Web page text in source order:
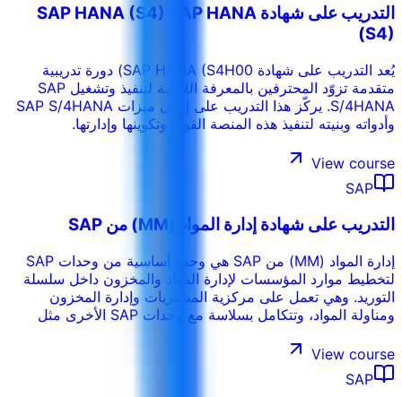
التدريب على شهادة SAP HANA (S4) SAP HANA
(S4)
يُعد التدريب على شهادة SAP HANA (S4H00) دورة تدريبية
متقدمة تزوّد المحترفين بالمعرفة اللازمة لتنفيذ وتشغيل SAP
S/4HANA. يركّز هذا التدريب على إتقان ميزات SAP S/4HANA
وأدواته وبنيته لتنفيذ هذه المنصة القوية وتكوينها وإدارتها.
View course
SAP
التدريب على شهادة إدارة المواد (MM) من SAP
إدارة المواد (MM) من SAP هي وحدة أساسية من وحدات SAP
لتخطيط موارد المؤسسات لإدارة المواد والمخزون داخل سلسلة
التوريد. وهي تعمل على مركزية المشتريات وإدارة المخزون
ومناولة المواد، وتتكامل بسلاسة مع وحدات SAP الأخرى مثل
يشكل جزءًا أساسيًا من مجموعة SAP اللوجستية.
View course
SAP